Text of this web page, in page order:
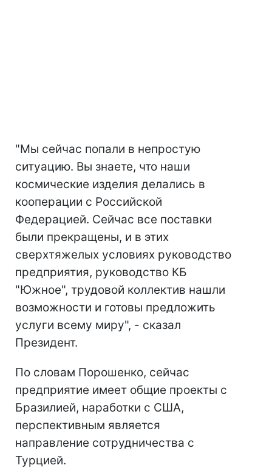
"Мы сейчас попали в непростую
ситуацию. Вы знаете, что наши
космические изделия делались в
кооперации с Российской
Федерацией. Сейчас все поставки
были прекращены, и в этих
сверхтяжелых условиях руководство
предприятия, руководство КБ
"Южное", трудовой коллектив нашли
возможности и готовы предложить
услуги всему миру", - сказал
Президент.
По словам Порошенко, сейчас
предприятие имеет общие проекты с
Бразилией, наработки с США,
перспективным является
направление сотрудничества с
Турцией.